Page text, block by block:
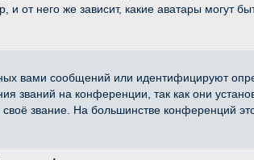
от него же зависит, какие аватары могут
вами сообщений или идентифицируют
на конференции, так как они
звание. На большинстве конференций